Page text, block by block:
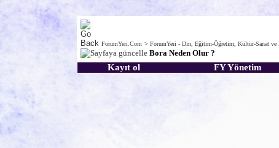
ForumYeri.Com >ForumYeri - Din, Eğitim-Öğretim, Kültür-Sanat ve
Bora Neden Olur ?
Kayıt ol FY Yönetim